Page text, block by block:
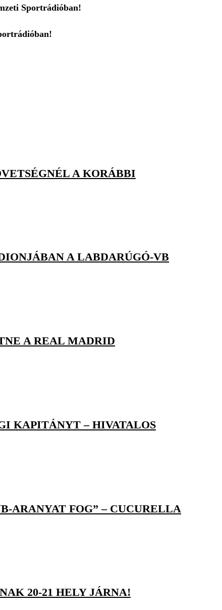
Sportrádióban!
A KORÁBBI
A LABDARÚGÓ-VB
A REAL MADRID
KAPITÁNYT – HIVATALOS
ARANYAT FOG” – CUCURELLA
20-21 HELY JÁRNA!